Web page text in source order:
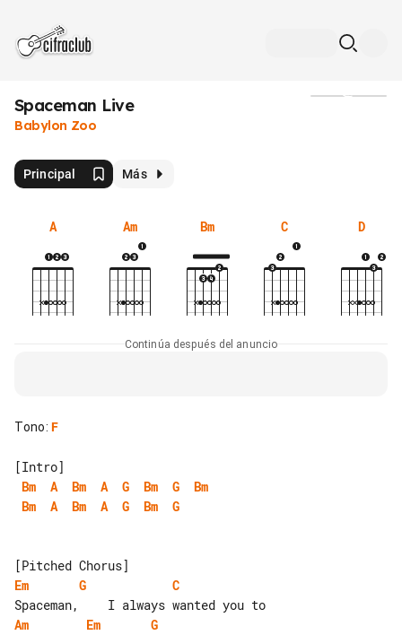
Spaceman Live
Babylon Zoo
Principal Más
A Am Bm C D
Continúa después del anuncio
Tono: F
Bm
A Bm A G Bm G
Bm
Bm
A Bm A G Bm G
Em
G
C
Am
Em
G